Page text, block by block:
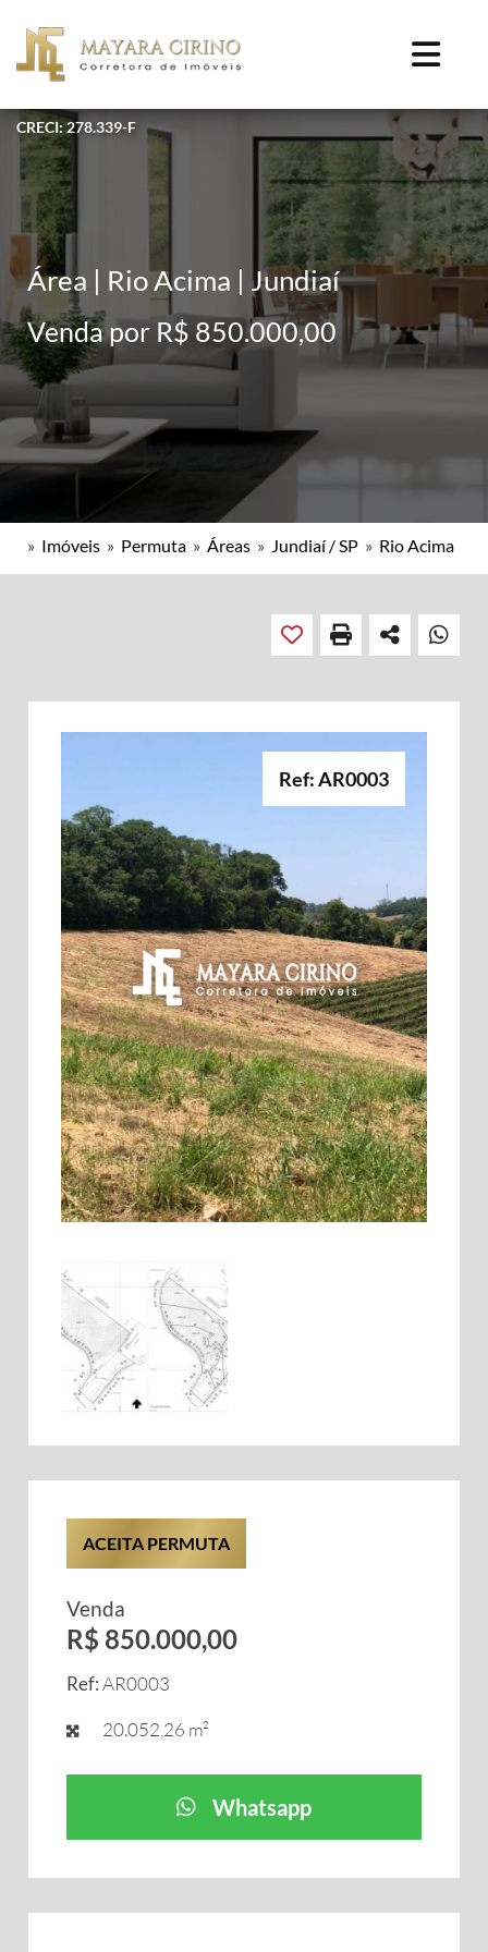
CRECI: 278.339-F
Área | Rio Acima | Jundiaí
Venda por R$ 850.000,00
» Imóveis » Permuta » Áreas » Jundiaí / SP » Rio Acima
Ref: AR0003
ACEITA PERMUTA
Venda
R$ 850.000,00
Ref:AR0003
20.052,26 m²
Whatsapp